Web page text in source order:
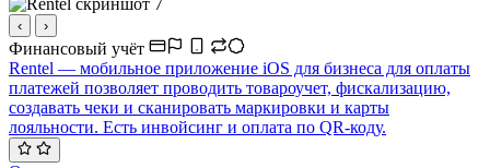
‹ ›
Финансовый учёт
Rentel — мобильное приложение iOS для бизнеса для оплаты
платежей позволяет проводить товароучет, фискализацию,
создавать чеки и сканировать маркировки и карты
лояльности. Есть инвойсинг и оплата по QR-коду.